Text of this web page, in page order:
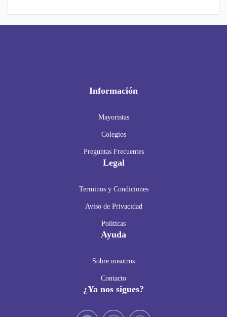
Información
Mayoristas
Colegios
Preguntas Frecuentes
Legal
Terminos y Condiciones
Aviso de Privacidad
Políticas
Ayuda
Sobre nosotros
Contacto
¿Ya nos sigues?